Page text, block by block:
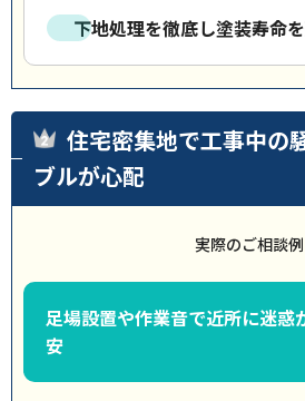
下地処理を徹底し塗装寿命
住宅密集地で工事中の
ブルが心配
実際のご相談例
足場設置や作業音で近所に迷惑
安